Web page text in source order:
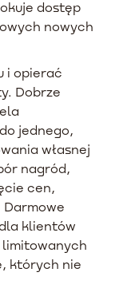
dostęp
nowych
i opierać
Dobrze
jednego,
własnej
nagród,
cen,
Darmowe
klientów
limitowanych
których nie